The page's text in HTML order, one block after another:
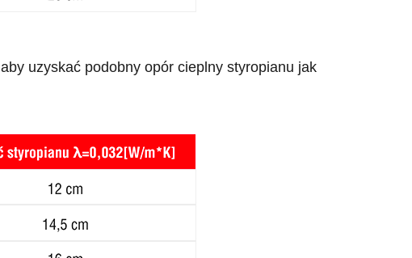
aby uzyskać podobny opór cieplny styropianu jak